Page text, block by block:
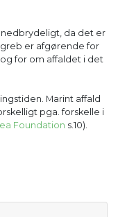
da det er
er afgørende for
for om affaldet i det
Marint affald
pga. forskelle i
Foundation s.10).